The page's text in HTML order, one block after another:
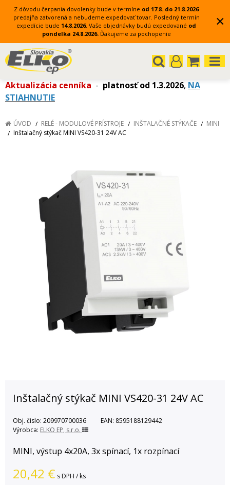
Z dôvodu čerpania dovolenky bude v termíne od 17.8. do 21.8.2026
predajňa zatvorená a nebudeme expedovať tovar. Posledný termín
expedície bude 14.8.2026. Vaše objednávky budú expedované od
pondelka 24.8.2026. Ďakujeme za pochopenie
×
Aktualizácia cenníka - platnosť od 1.3.2026, NA
STIAHNUTIE
ÚVOD RELÉ - MODULOVÉ PRÍSTROJE INŠTALAČNÉ STÝKAČE
MINI
Inštalačný stýkač MINI VS420-31 24V AC
Inštalačný stýkač MINI VS420-31 24V AC
Obj. čislo: 209970700036 EAN: 8595188129442
Výrobca: ELKO EP, s.r.o.
MINI, výstup 4x20A, 3x spínací, 1x rozpínací
20,42 € s DPH / ks